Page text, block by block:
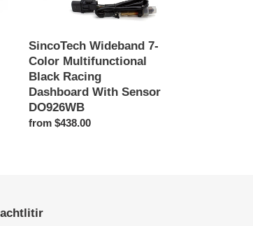
Dashboard
DO926WB
SincoTech Wideband 7-
Color Multifunctional
Black Racing
Dashboard With Sensor
DO926WB
Regular
from $438.00